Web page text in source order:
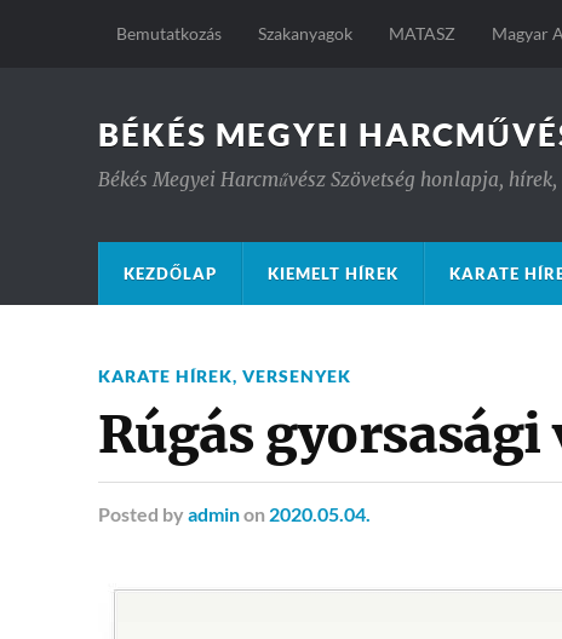
Bemutatkozás Szakanyagok MATASZ Magyar
BÉKÉS MEGYEI
Békés Megyei Harcművész Szövetség honlapja,
KEZDŐLAP KIEMELT HÍREK KARATE
KARATE HÍREK, VERSENYEK
Rúgás
Posted by adminon 2020.05.04.